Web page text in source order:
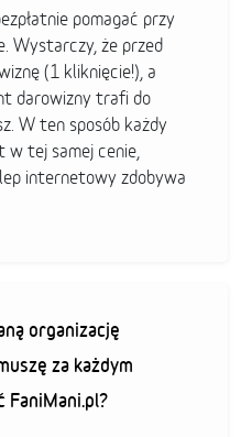
pomagać przy
Wystarczy, że przed
(1 kliknięcie!), a
darowizny trafi do
W ten sposób każdy
w tej samej cenie,
internetowy zdobywa
organizację
za każdym
FaniMani.pl?